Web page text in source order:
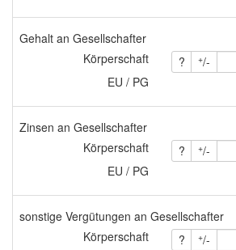
Gehalt an Gesellschafter
Körperschaft
? +/-
EU / PG
Zinsen an Gesellschafter
Körperschaft
? +/-
EU / PG
sonstige Vergütungen an Gesellschafter
Körperschaft
? +/-